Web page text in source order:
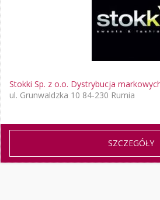
Stokki Sp. z o.o. Dystrybucja
ul. Grunwaldzka 10 84-230 Rumia
SZCZEGÓŁY